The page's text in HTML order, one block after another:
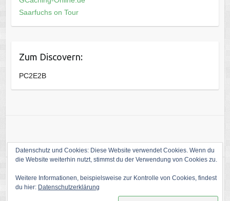
Saarfuchs on Tour
Zum Discovern:
PC2E2B
Copyright © 2026Die Welt von kati1988. Theme by ColorlibPowered by
Datenschutz und Cookies: Diese Website verwendet Cookies. Wenn du
die Website weiterhin nutzt, stimmst du der Verwendung von Cookies zu.
Weitere Informationen, beispielsweise zur Kontrolle von Cookies, findest
du hier: Datenschutzerklärung